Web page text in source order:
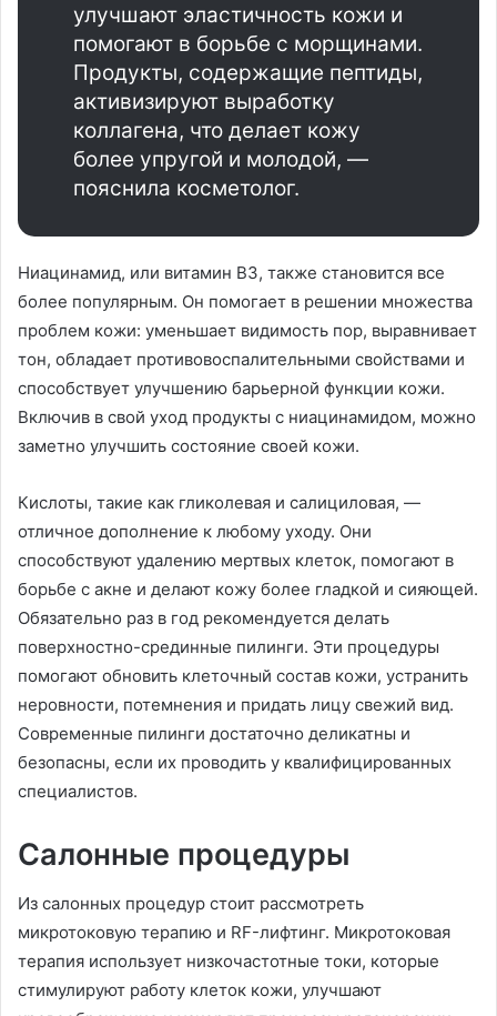
улучшают эластичность кожи и
помогают в борьбе с морщинами.
Продукты, содержащие пептиды,
активизируют выработку
коллагена, что делает кожу
более упругой и молодой, —
пояснила косметолог.
Ниацинамид, или витамин B3, также становится все
более популярным. Он помогает в решении множества
проблем кожи: уменьшает видимость пор, выравнивает
тон, обладает противовоспалительными свойствами и
способствует улучшению барьерной функции кожи.
Включив в свой уход продукты с ниацинамидом, можно
заметно улучшить состояние своей кожи.
Кислоты, такие как гликолевая и салициловая, —
отличное дополнение к любому уходу. Они
способствуют удалению мертвых клеток, помогают в
борьбе с акне и делают кожу более гладкой и сияющей.
Обязательно раз в год рекомендуется делать
поверхностно-срединные пилинги. Эти процедуры
помогают обновить клеточный состав кожи, устранить
неровности, потемнения и придать лицу свежий вид.
Современные пилинги достаточно деликатны и
безопасны, если их проводить у квалифицированных
специалистов.
Салонные процедуры
Из салонных процедур стоит рассмотреть
микротоковую терапию и RF-лифтинг. Микротоковая
терапия использует низкочастотные токи, которые
стимулируют работу клеток кожи, улучшают